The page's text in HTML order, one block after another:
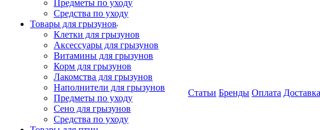
Предметы по уходу
Средства по уходу
Товары для грызунов
Клетки для грызунов
Аксессуары для грызунов
Витамины для грызунов
Корм для грызунов
Лакомства для грызунов
Наполнители для грызунов
Предметы по уходу
Сено для грызунов
Средства по уходу
Статьи Бренды Оплата Доставка